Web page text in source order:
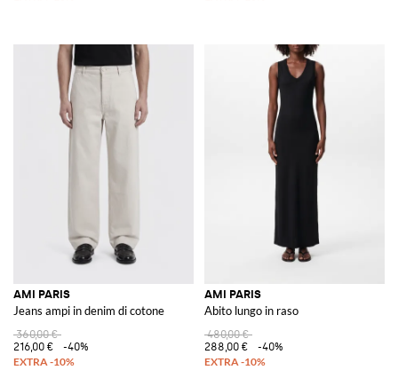
AMI PARIS
Jeans ampi in denim di cotone
360,00 €
216,00 €
-40%
AMI PARIS
Abito lungo in raso
480,00 €
288,00 €
-40%